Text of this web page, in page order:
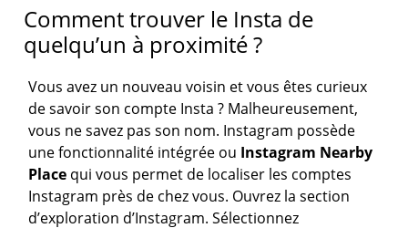
Comment trouver le Insta de
quelqu’un à proximité ?
Vous avez un nouveau voisin et vous êtes curieux
de savoir son compte Insta ? Malheureusement,
vous ne savez pas son nom. Instagram possède
une fonctionnalité intégrée ou Instagram Nearby
Place qui vous permet de localiser les comptes
Instagram près de chez vous. Ouvrez la section
d’exploration d’Instagram. Sélectionnez